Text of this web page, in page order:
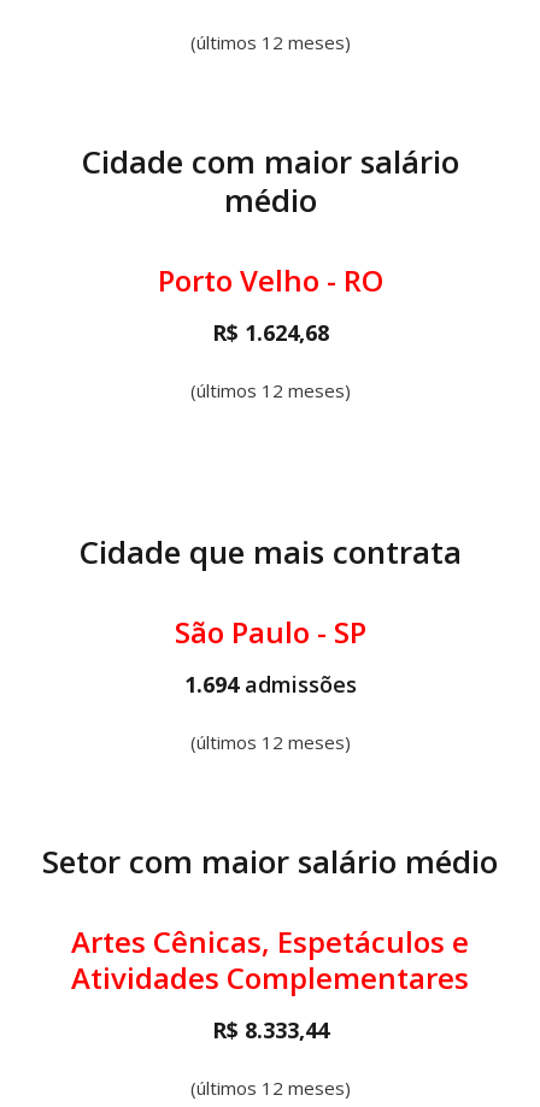
(últimos 12 meses)
Cidade com maior salário
médio
Porto Velho - RO
R$ 1.624,68
(últimos 12 meses)
Cidade que mais contrata
São Paulo - SP
1.694 admissões
(últimos 12 meses)
Setor com maior salário médio
Artes Cênicas, Espetáculos e
Atividades Complementares
R$ 8.333,44
(últimos 12 meses)